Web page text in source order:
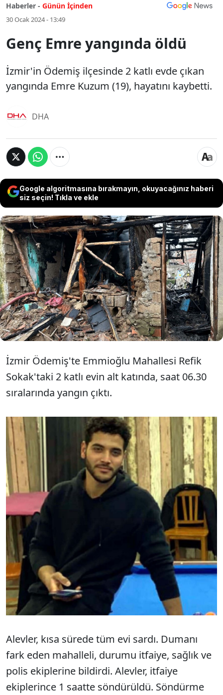
Haberler - Günün İçinden
30 Ocak 2024 - 13:49
Genç Emre yangında öldü
İzmir'in Ödemiş ilçesinde 2 katlı evde çıkan
yangında Emre Kuzum (19), hayatını kaybetti.
DHA
Google algoritmasına bırakmayın, okuyacağınız haberi
siz seçin! Tıkla ve ekle
İzmir'in Ödemiş ilçesinde 2 katlı
evde çıkan yangında Emre Kuzum
(19), hayatını kaybetti.
İzmir Ödemiş'te Emmioğlu Mahallesi Refik
Sokak'taki 2 katlı evin alt katında, saat 06.30
sıralarında yangın çıktı.
Alevler, kısa sürede tüm evi sardı. Dumanı
fark eden mahalleli, durumu itfaiye, sağlık ve
polis ekiplerine bildirdi. Alevler, itfaiye
ekiplerince 1 saatte söndürüldü. Söndürme